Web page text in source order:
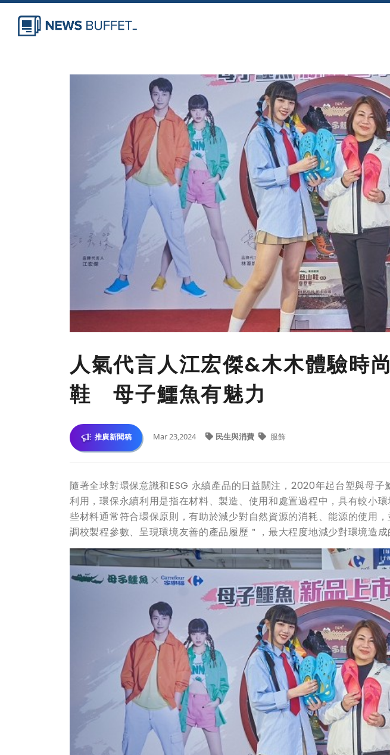
人氣代言人江宏傑&木木體驗時
鞋 母子鱷魚有魅力
推廣新聞稿 Mar 23,2024 民生與消費 服飾
隨著全球對環保意識和ESG 永續產品的日益關注，2020年起台塑與母
利用，環保永續利用是指在材料、製造、使用和處置過程中，具有較小
些材料通常符合環保原則，有助於減少對自然資源的消耗、能源的使用，
調校製程參數、呈現環境友善的產品履歷＂，最大程度地減少對環境造成